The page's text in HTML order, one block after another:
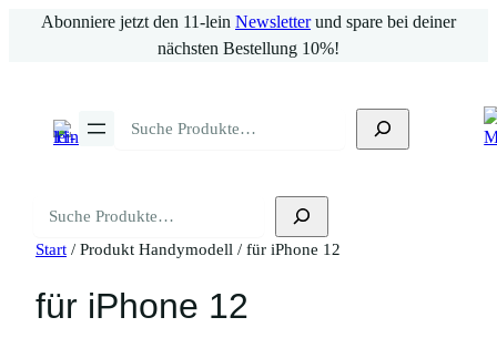
Abonniere jetzt den 11-lein Newsletterund spare bei deiner
nächsten Bestellung 10%!
Suchen
Suchen
Start / Produkt Handymodell / für iPhone 12
für iPhone 12